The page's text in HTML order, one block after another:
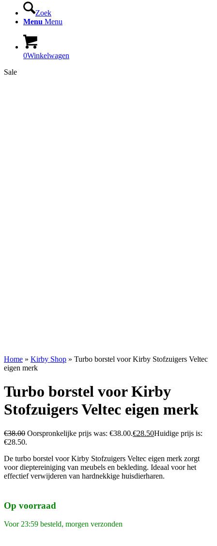
Zoek
Menu Menu
0Winkelwagen
Sale
Home » Kirby Shop » Turbo borstel voor Kirby Stofzuigers Veltec
eigen merk
Turbo borstel voor Kirby
Stofzuigers Veltec eigen merk
€38.00 Oorspronkelijke prijs was: €38.00.€28.50Huidige prijs is:
€28.50.
De turbo borstel voor Kirby Stofzuigers Veltec eigen merk zorgt
voor dieptereiniging van meubels en bekleding. Ideaal voor het
effectief verwijderen van hardnekkige huisdierharen.
Op voorraad
Voor 23:59 besteld, morgen verzonden